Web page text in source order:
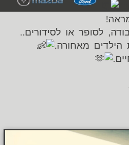
לסופר או לסידורים..
מאחורה.